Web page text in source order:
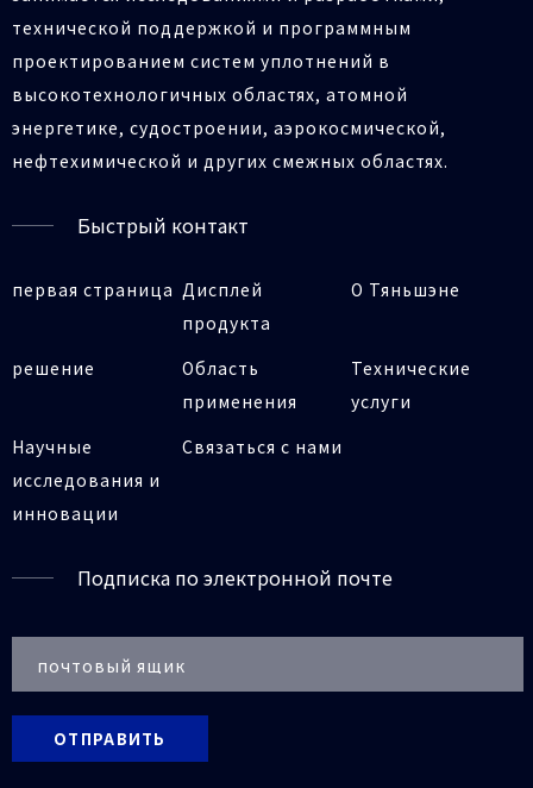
технической поддержкой и программным
проектированием систем уплотнений в
высокотехнологичных областях, атомной
энергетике, судостроении, аэрокосмической,
нефтехимической и других смежных областях.
Быстрый контакт
первая страница Дисплей
продукта
О Тяньшэне
решение
Область
применения
Технические
услуги
Научные
исследования и
инновации
Связаться с нами
Подписка по электронной почте
ОТПРАВИТЬ